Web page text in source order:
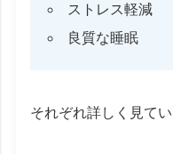
ストレス軽減
良質な睡眠
それぞれ詳しく見てい